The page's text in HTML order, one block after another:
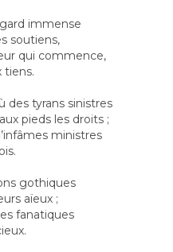
immense
soutiens,
qui commence,
tiens.
des tyrans sinistres
pieds les droits ;
ministres
gothiques
aïeux ;
fanatiques